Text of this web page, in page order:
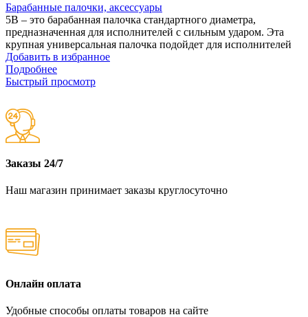
Барабанные палочки, аксессуары
5B – это барабанная палочка стандартного диаметра,
предназначенная для исполнителей с сильным ударом. Эта
крупная универсальная палочка подойдет для исполнителей
Добавить в избранное
Подробнее
Быстрый просмотр
Заказы 24/7
Наш магазин принимает заказы круглосуточно
Онлайн оплата
Удобные способы оплаты товаров на сайте